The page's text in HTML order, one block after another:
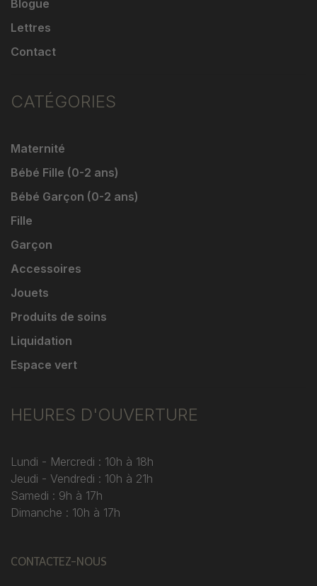
Blogue
Lettres
Contact
CATÉGORIES
Maternité
Bébé Fille (0-2 ans)
Bébé Garçon (0-2 ans)
Fille
Garçon
Accessoires
Jouets
Produits de soins
Liquidation
Espace vert
HEURES D'OUVERTURE
Lundi - Mercredi : 10h à 18h
Jeudi - Vendredi : 10h à 21h
Samedi : 9h à 17h
Dimanche : 10h à 17h
CONTACTEZ-NOUS